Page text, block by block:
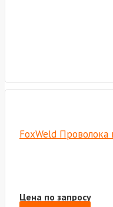
FoxWeld
Цена по запросу